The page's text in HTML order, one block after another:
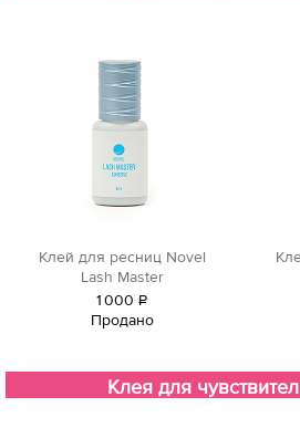
Клей для ресниц Novel
Lash Master
1000 Р
уб.
Продано
Клея для